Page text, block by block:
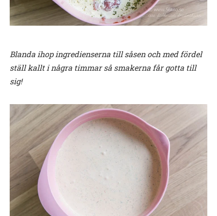
Blanda ihop ingredienserna till såsen och med fördel
ställ kallt i några timmar så smakerna får gotta till
sig!